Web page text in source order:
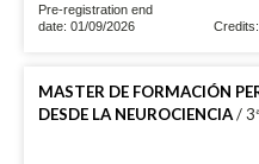
Pre-registration end
date: 01/09/2026
MASTER DE FORMACIÓN
DESDE LA NEUROCIENCIA/